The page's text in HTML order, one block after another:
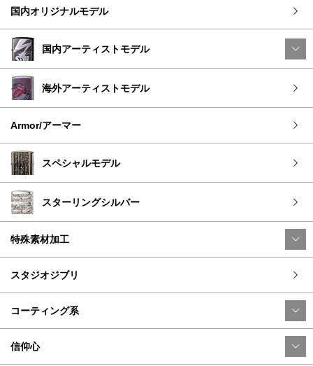
国内オリジナルモデル
国内アーティストモデル
海外アーティストモデル
Armor/アーマー
スペシャルモデル
スターリングシルバー
特殊素材加工
スタジオジブリ
コーティング系
信仰心